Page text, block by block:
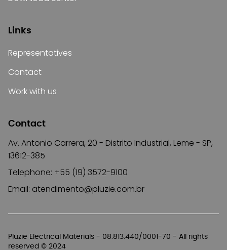
Pluzie Electrical Materials - 08.813.440/0001-70 - All rights
reserved © 2024
Links
Representatives
Contact
Work with us
Contact
Av. Antonio Carrera, 20 - Distrito Industrial, Leme - SP,
13612-385
Telephone: +55 (19) 3572-9100
Email: atendimento@pluzie.com.br